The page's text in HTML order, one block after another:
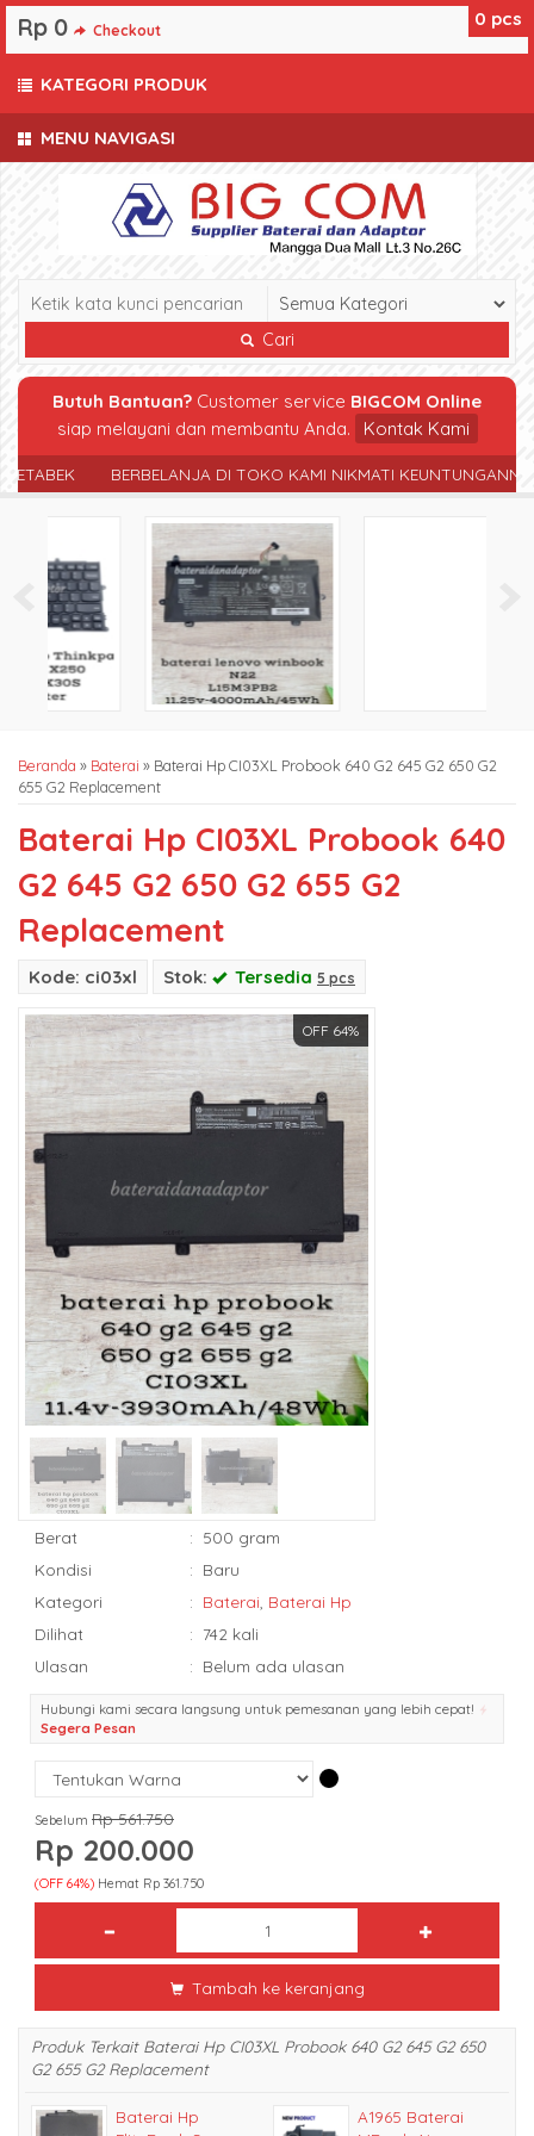
MENU NAVIGASI
Cari
Butuh Bantuan? Customer service BIGCOM Online
siap melayani dan membantu Anda.
Kontak Kami
BERBELANJA DI TOKO KAMI NIKMATI KEUNTUNGANNYA
Beranda » Baterai » Baterai Hp CI03XL Probook 640 G2 645 G2 650 G2
655 G2 Replacement
Baterai Hp CI03XL Probook 640
G2 645 G2 650 G2 655 G2
Replacement
Kode: ci03xl Stok: Tersedia 5 pcs
OFF 64%
Berat : 500 gram
Kondisi
: Baru
Kategori
: Baterai, Baterai Hp
Dilihat
: 742 kali
Ulasan
: Belum ada ulasan
Hubungi kami secara langsung untuk pemesanan yang lebih cepat!
Segera Pesan
Sebelum Rp 561.750
Rp 200.000
(OFF 64%) Hemat Rp 361.750
Tambah ke keranjang
Produk Terkait Baterai Hp CI03XL Probook 640 G2 645 G2 650
G2 655 G2 Replacement
Baterai Hp
A1965 Baterai
0 pcs
Rp 0 Checkout
KATEGORI PRODUK